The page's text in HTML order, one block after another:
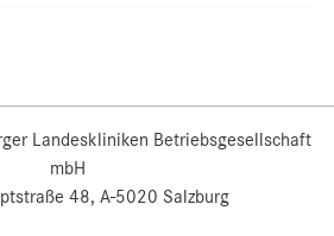
Landeskliniken Betriebsgesellschaft
mbH
48, A-5020 Salzburg